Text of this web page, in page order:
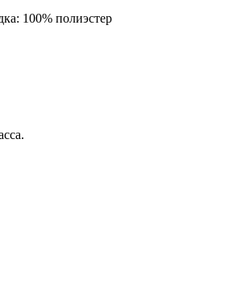
100% полиэстер